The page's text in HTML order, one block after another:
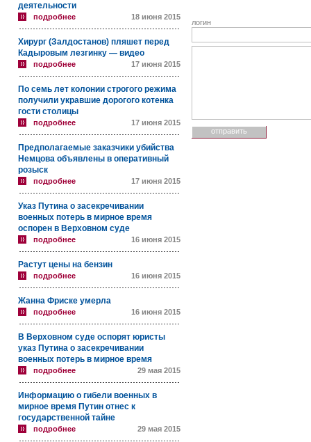
деятельности
подробнее 18 июня 2015
Хирург (Залдостанов) пляшет перед
Кадыровым лезгинку — видео
подробнее 17 июня 2015
По семь лет колонии строгого режима
получили укравшие дорогого котенка
гости столицы
подробнее 17 июня 2015
Предполагаемые заказчики убийства
Немцова объявлены в оперативный
розыск
подробнее 17 июня 2015
Указ Путина о засекречивании
военных потерь в мирное время
оспорен в Верховном суде
подробнее 16 июня 2015
Растут цены на бензин
подробнее 16 июня 2015
Жанна Фриске умерла
подробнее 16 июня 2015
В Верховном суде оспорят юристы
указ Путина о засекречивании
военных потерь в мирное время
подробнее 29 мая 2015
Информацию о гибели военных в
мирное время Путин отнес к
государственной тайне
подробнее 29 мая 2015
логин